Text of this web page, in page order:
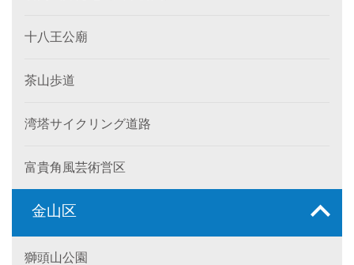
十八王公廟
茶山歩道
湾塔サイクリング道路
富貴角風芸術営区
金山区
獅頭山公園